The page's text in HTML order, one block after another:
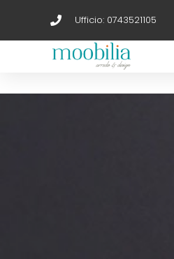
Ufficio: 0743521105